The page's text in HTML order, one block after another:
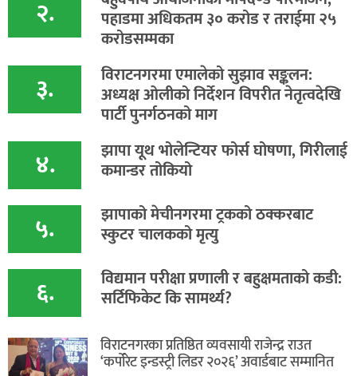
२. पहाडमा अधिकतम ३० करोड र तराईमा २५
करोडसम्मका
३. विराटनगरमा एमालेको सुझाव सङ्कलन:
अध्यक्ष ओलीको निर्देशन विपरीत नेतृत्वदेखि
पार्टी पुनर्गठनको माग
४. झापा यूथ भोलेन्टियर फोर्स घोषणा, गिरीलाई
कमान्डर तोकियो
५. ​झापाको मेचीनगरमा ट्रकको ठक्करबाट
स्कुटर चालकको मृत्यु
६. विद्यमान परीक्षा प्रणाली र बहुक्षमताको कडी:
सर्टिफिकेट कि सामर्थ्य?
विराटनगरका प्रतिष्ठित व्यवसायी राजेन्द्र राउत
‘कर्पोरेट इन्डस्ट्री लिडर २०२६’ अवार्डबाट सम्मानित